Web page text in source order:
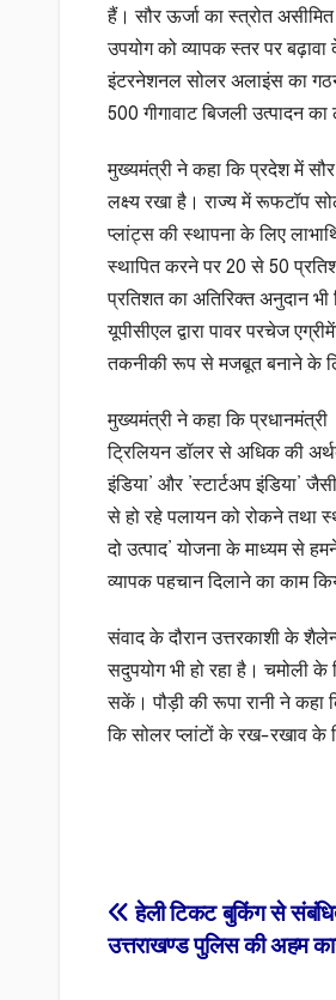
हैं। सौर ऊर्जा का स्त्रोत
उपयोग को व्यापक स्तर पर
इंटरनेशनल सोलर अलाइंस का गठन
500 गीगावाट बिजली उत्पादन
मुख्यमंत्री ने कहा कि प्रदेश में
लक्ष्य रखा है। राज्य में रूफटॉप
प्लांट्स की स्थापना के लिए
स्थापित करने पर 20 से 50
प्रतिशत का अतिरिक्त अनुदान
यूपीसीएल द्वारा पावर परचेज
तकनीकी रूप से मजबूत बनाने के
मुख्यमंत्री ने कहा कि
ट्रिलियन डॉलर से अधिक की
इंडिया’ और ’स्टार्टअप इंडिया’
से हो रहे पलायन को रोकने तथा
दो उत्पाद’ योजना के माध्यम से
व्यापक पहचान दिलाने का काम
संवाद के दौरान उत्तरकाशी के
सदुपयोग भी हो रहा है। चमोली
सकें। पौड़ी की रूपा रानी ने कहा
कि सोलर प्लांटों के रख-रखाव के
Post
navigation
हेली टिकट बुकिंग से
उत्तराखण्ड पुलिस की अहम